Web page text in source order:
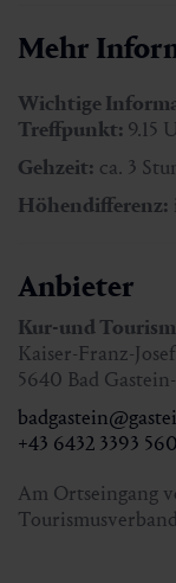
Treffpunkt:9.15
Gehzeit:ca. 3
Höhendifferenz:
Teilnehmerzahl:
Wanderführer:
Preis mit Gastein
Preis ohne
Anmeldung:bis
Kur- und
+43 6432 3393 560
Mehr
Wichtige
Treffpunkt: 9.15
Gehzeit: ca. 3
Höhendifferenz:
Anbieter
Kur-und
Kaiser-Franz-
5640 Bad
+43 6432 3393 560
Am Ortseingang